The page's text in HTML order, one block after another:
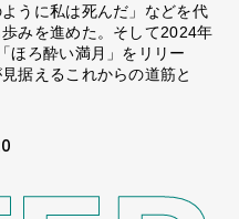
うに私は死んだ」などを代
みを進めた。そして2024年
ほろ酔い満月」をリリー
据えるこれからの道筋と